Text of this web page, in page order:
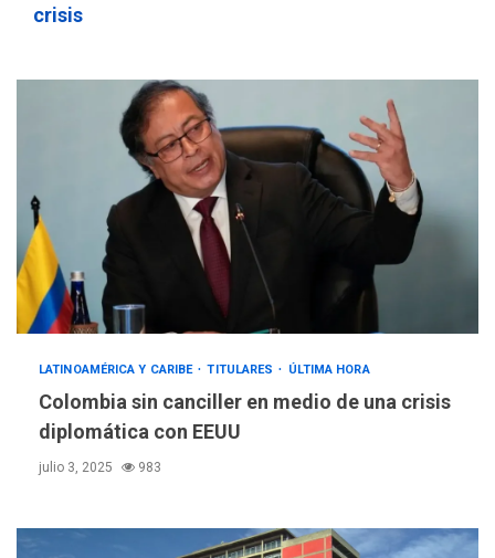
crisis
LATINOAMÉRICA Y CARIBE TITULARES ÚLTIMA HORA
Colombia sin canciller en medio de una crisis
diplomática con EEUU
julio 3, 2025 983